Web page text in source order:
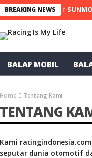
BREAKING NEWS
BALAP MOBIL
Home Tentang Kami
TENTANG
Kami
seputar dunia otomotif